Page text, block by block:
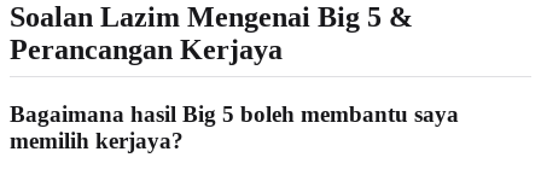
Soalan Lazim Mengenai Big 5 &
Perancangan Kerjaya
Bagaimana hasil Big 5 boleh membantu saya
memilih kerjaya?